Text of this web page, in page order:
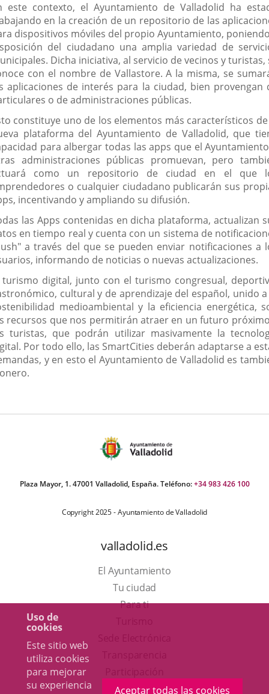
Uso de
cookies
Este sitio web
utiliza cookies
para mejorar
su experiencia
Aceptar todas las cookies
este contexto, el Ayuntamiento de Valladolid ha
en la creación de un repositorio de las
dispositivos móviles del propio Ayuntamiento,
del ciudadano una amplia variedad de
Dicha iniciativa, al servicio de vecinos y turistas,
con el nombre de Vallastore. A la misma, se
aplicaciones de interés para la ciudad, bien provengan
o de administraciones públicas.
constituye uno de los elementos más característicos
plataforma del Ayuntamiento de Valladolid, que
para albergar todas las apps que el
administraciones públicas promuevan, pero
como un repositorio de ciudad en el que
o cualquier ciudadano publicarán sus
incentivando y ampliando su difusión.
las Apps contenidas en dicha plataforma, actualizan
en tiempo real y cuenta con un sistema de
a través del que se pueden enviar notificaciones a
informando de noticias o nuevas actualizaciones.
turismo digital, junto con el turismo congresual,
cultural y de aprendizaje del español, unido
medioambiental y la eficiencia energética,
recursos que nos permitirán atraer en un futuro
turistas, que podrán utilizar masivamente la
Por todo ello, las SmartCities deberán adaptarse a
y en esto el Ayuntamiento de Valladolid es
Plaza Mayor, 1. 47001 Valladolid, España. Teléfono:+34 983 426 100
Copyright 2025 - Ayuntamiento de Valladolid
valladolid.es
El Ayuntamiento
Tu ciudad
Para ti
en aplicación